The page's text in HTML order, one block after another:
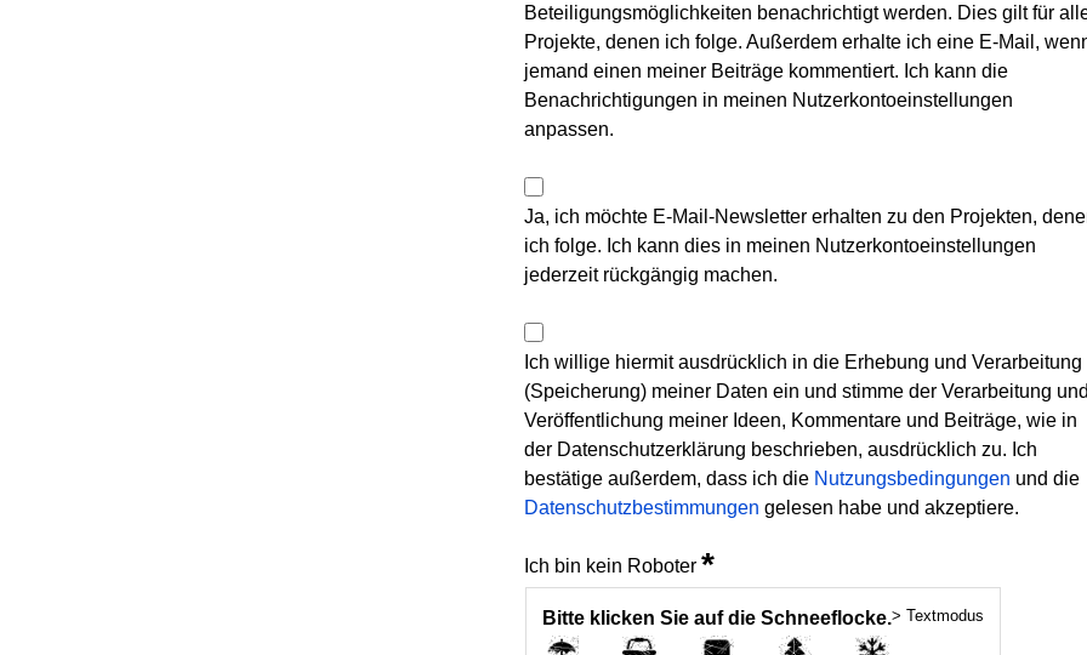
Beteiligungsmöglichkeiten benachrichtigt werden. Dies gilt für
Projekte, denen ich folge. Außerdem erhalte ich eine E-Mail,
jemand einen meiner Beiträge kommentiert. Ich kann die
Benachrichtigungen in meinen Nutzerkontoeinstellungen
anpassen.
Ja, ich möchte E-Mail-Newsletter erhalten zu den Projekten,
ich folge. Ich kann dies in meinen Nutzerkontoeinstellungen
jederzeit rückgängig machen.
Ich willige hiermit ausdrücklich in die Erhebung und Verarbeitung
(Speicherung) meiner Daten ein und stimme der Verarbeitung und
Veröffentlichung meiner Ideen, Kommentare und Beiträge, wie in
der Datenschutzerklärung beschrieben, ausdrücklich zu. Ich
bestätige außerdem, dass ich die Nutzungsbedingungen und die
Datenschutzbestimmungen gelesen habe und akzeptiere.
Ich bin kein Roboter *
Bitte klicken Sie auf die Schneeflocke.> Textmodus